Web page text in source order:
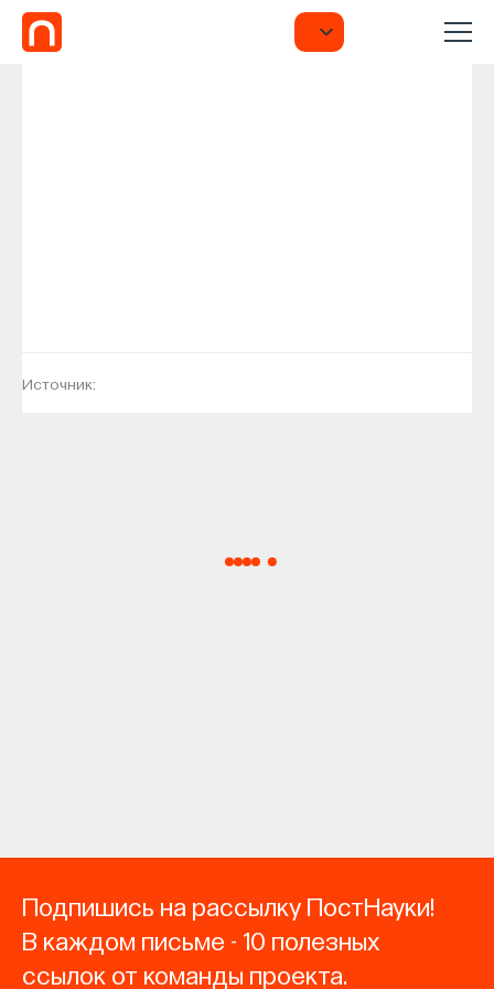
Источник:
Подпишись на рассылку ПостНауки!
В каждом письме - 10 полезных
ссылок от команды проекта.